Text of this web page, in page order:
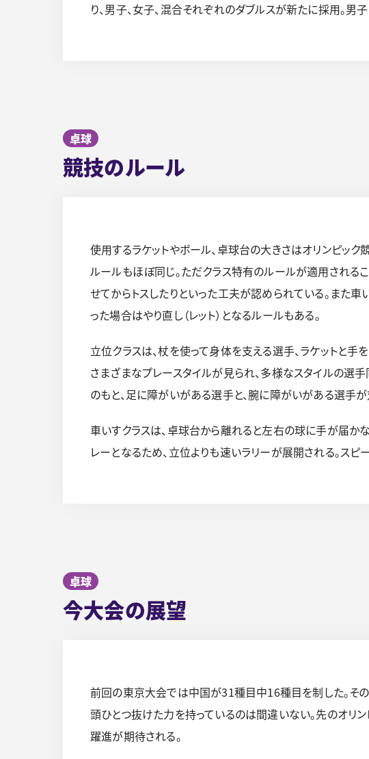
り、男子、女子、混合それぞれのダブルスが新たに採用。
卓球
競技のルール
使用するラケットやボール、卓球台の大きさはオリンピッ
ルールもほぼ同じ。ただクラス特有のルールが適用される
せてからトスしたりといった工夫が認められている。また
った場合はやり直し（レット）となるルールもある。
立位クラスは、杖を使って身体を支える選手、ラケットと
さまざまなプレースタイルが見られ、多様なスタイルの選
のもと、足に障がいがある選手と、腕に障がいがある選手が
車いすクラスは、卓球台から離れると左右の球に手が届か
レーとなるため、立位よりも速いラリーが展開される。ス
卓球
今大会の展望
前回の東京大会では中国が31種目中16種目を制した。そ
頭ひとつ抜けた力を持っているのは間違いない。先のオリ
躍進が期待される。